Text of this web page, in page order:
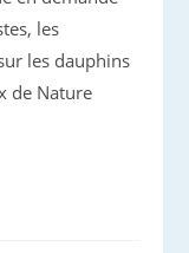
les
les dauphins
de Nature